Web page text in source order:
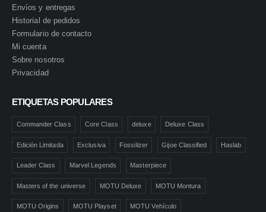
Envíos y entregas
Historial de pedidos
Formulario de contacto
Mi cuenta
Sobre nosotros
Privacidad
ETIQUETAS POPULARES
Commander Class Core Class deluxe Deluxe Class
Edición Limitada Exclusiva Fossilizer Gijoe Classified Haslab
Leader Class Marvel Legends Masterpiece
Masters of the universe MOTU Deluxe MOTU Montura
MOTU Origins MOTU Playset MOTU Vehículo